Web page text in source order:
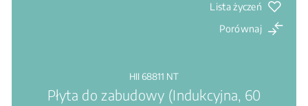
Lista życzeń
Porównaj
HII 68811 NT
Płyta do zabudowy (Indukcyjna, 60